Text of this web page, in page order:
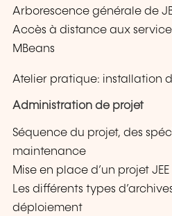
Arborescence générale de
Accès à distance aux
MBeans
Atelier pratique: installation
Administration de projet
Séquence du projet, des
maintenance
Mise en place d’un projet JEE
Les différents types
déploiement